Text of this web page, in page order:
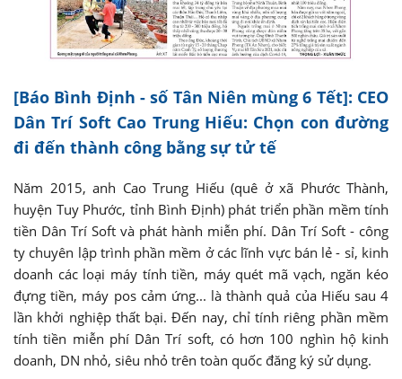
[Báo Bình Định - số Tân Niên mùng 6 Tết]: CEO
Dân Trí Soft Cao Trung Hiếu: Chọn con đường
đi đến thành công bằng sự tử tế
Năm 2015, anh Cao Trung Hiếu (quê ở xã Phước Thành,
huyện Tuy Phước, tỉnh Bình Định) phát triển phần mềm tính
tiền Dân Trí Soft và phát hành miễn phí. Dân Trí Soft - công
ty chuyên lập trình phần mềm ở các lĩnh vực bán lẻ - sỉ, kinh
doanh các loại máy tính tiền, máy quét mã vạch, ngăn kéo
đựng tiền, máy pos cảm ứng... là thành quả của Hiếu sau 4
lần khởi nghiệp thất bại. Ðến nay, chỉ tính riêng phần mềm
tính tiền miễn phí Dân Trí soft, có hơn 100 nghìn hộ kinh
doanh, DN nhỏ, siêu nhỏ trên toàn quốc đăng ký sử dụng.